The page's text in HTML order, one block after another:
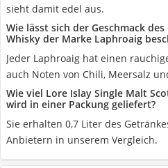
sieht damit edel aus.
Wie lässt sich der Geschmack
Whisky der Marke Laphroaig
Jeder Laphroaig hat einen
auch Noten von Chili, Meersalz
Wie viel Lore Islay Single Malt
wird in einer Packung geliefert?
Sie erhalten 0,7 Liter des
Anbietern in unserem Vergleich.